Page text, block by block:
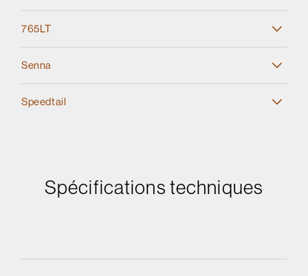
765LT
Senna
Speedtail
Spécifications techniques